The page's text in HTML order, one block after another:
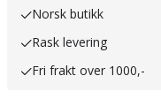
Norsk butikk
Rask levering
Fri frakt over 1000,-